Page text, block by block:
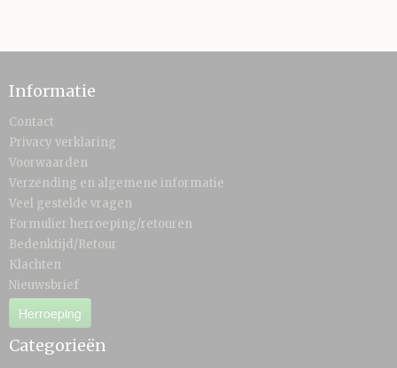
Informatie
Contact
Privacy verklaring
Voorwaarden
Verzending en algemene informatie
Veel gestelde vragen
Formulier herroeping/retouren
Bedenktijd/Retour
Klachten
Nieuwsbrief
Herroeping
Categorieën